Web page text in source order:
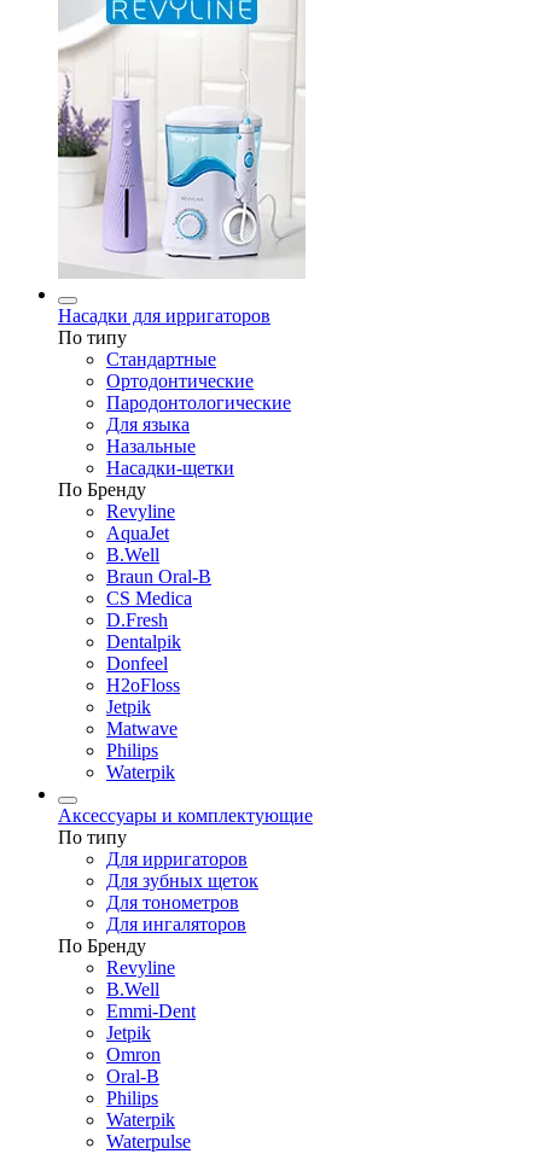
Насадки для ирригаторов
По типу
Стандартные
Ортодонтические
Пародонтологические
Для языка
Назальные
Насадки-щетки
По Бренду
Revyline
AquaJet
B.Well
Braun Oral-B
CS Medica
D.Fresh
Dentalpik
Donfeel
H2oFloss
Jetpik
Matwave
Philips
Waterpik
Аксессуары и комплектующие
По типу
Для ирригаторов
Для зубных щеток
Для тонометров
Для ингаляторов
По Бренду
Revyline
B.Well
Emmi-Dent
Jetpik
Omron
Oral-B
Philips
Waterpik
Waterpulse